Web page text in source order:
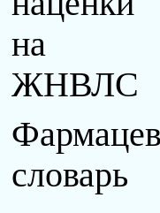
на
ЖНВЛС
словарь